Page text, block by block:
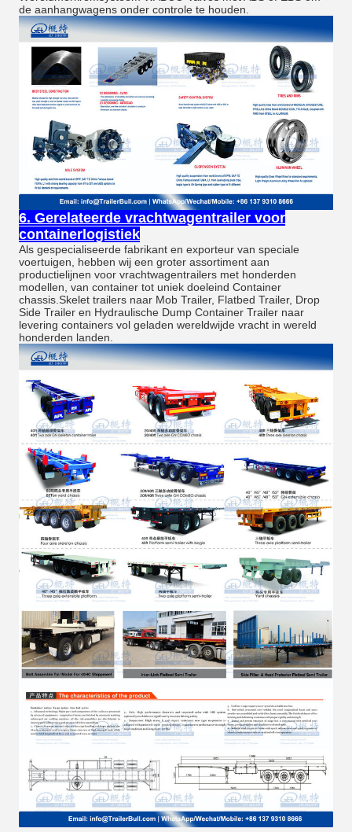
de aanhangwagens onder controle te houden.
6. Gerelateerde vrachtwagentrailer voor
containerlogistiek
Als gespecialiseerde fabrikant en exporteur van speciale
voertuigen, hebben wij een groter assortiment aan
productielijnen voor vrachtwagentrailers met honderden
modellen, van container tot uniek doeleind Container
chassis.Skelet trailers naar Mob Trailer, Flatbed Trailer, Drop
Side Trailer en Hydraulische Dump Container Trailer naar
levering containers vol geladen wereldwijde vracht in wereld
honderden landen.